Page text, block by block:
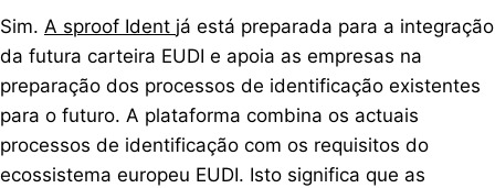
Sim. A sproof Ident já está preparada para a integração
da futura carteira EUDI e apoia as empresas na
preparação dos processos de identificação existentes
para o futuro. A plataforma combina os actuais
processos de identificação com os requisitos do
ecossistema europeu EUDI. Isto significa que as